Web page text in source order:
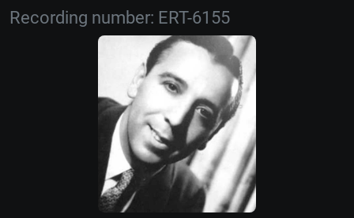
Recording number: ERT-6155